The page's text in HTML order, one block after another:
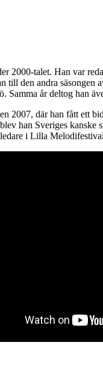
2000-talet. Han var
till den andra
Samma år deltog han
2007, där han fått ett
han Sveriges
i Lilla